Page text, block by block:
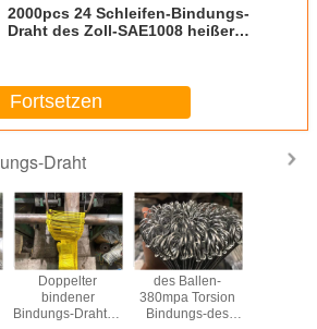
2000pcs 24 Schleifen-Bindungs-
Draht des Zoll-SAE1008 heißer
Fortsetzen
Draht
Doppelter
bindener
Bindungs-Draht 6"
des Ballen-
380mpa Torsion
Bindungs-des